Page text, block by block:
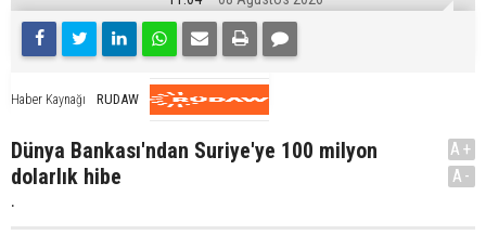
Haber Kaynağı RUDAW
Dünya Bankası'ndan Suriye'ye 100 milyon
dolarlık hibe
.
A+
A-